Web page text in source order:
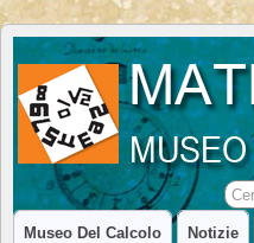
Museo Del Calcolo Notizie